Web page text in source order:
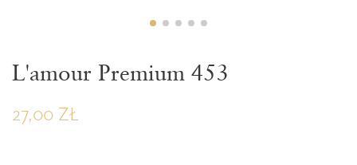
L'amour Premium 453
27,00 ZŁ